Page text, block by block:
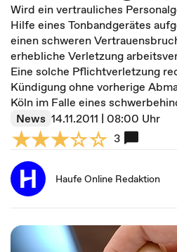
Wird ein vertrauliches
Hilfe eines Tonbandgerätes
einen schweren
erhebliche Verletzung
Eine solche Pflichtverletzung
Kündigung ohne vorherige
Köln im Falle eines
News 14.11.2011 | 08:00 Uhr
3
Haufe Online Redaktion